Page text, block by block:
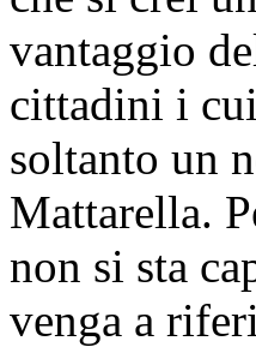
vantaggio
cittadini i
soltanto un
Mattarella.
non si sta
venga a